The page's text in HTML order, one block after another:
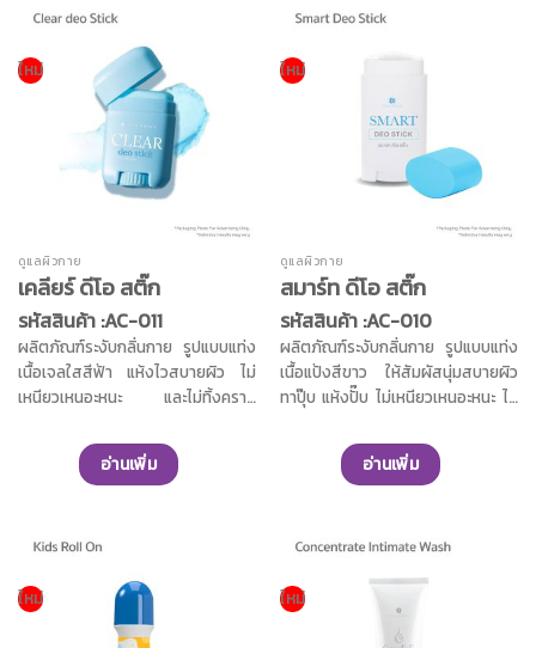
เบาะ ไม่ติดเสื้อผ้า ไม่กองบนผิว ไม่
เป็นแป้ง ไม่เป็นคราบ ไม่ขาววอก ไม่
เยิ้มระหว่างวัน และกันน้ำ ปกป้องผิว
จากแสงแดดด้วย SPF25 PA+++
ช่วยปรับผิวให้ออร่าในทันที ด้วย
คุณค่าสารสกัดจากรังนก อุดมไป
ด้วยกรดอะมิโนหลายชนิด ช่วยชะลอ
ความเสื่อมสภาพของเซลล์ผิว ชะลอ
ผสานคุณค่าด้วยสารสกัดมัลเบอร์รี่
และสารสกัดจากผลมะนาว ช่วยลด
การสร้างเม็ดสีเมลานิน ลดเลือนจุด
ด่างดำและผิวหมองคล้ำ ช่วยให้ผิว
กระจ่างใสขึ้นอย่างเป็นธรรมชาติ ผิว
แลดูเรียบเนียนอย่างสม่ำเสมอ คุณค่า
จากสารสกัดจากดอกไม้ 12 ชนิด และ
ความชุ่มชื้นให้ผิว ฟื้นฟูสภาพผิวให้
เนียนนุ่ม ชุ่มชื้น ลดเลือนริ้วรอย และ
ระงับการเจริญเติบโตของแบคทีเรีย
สามารถออกฤทธิ์ได้นานถึง 24
ชั่วโมง และยังอัดแน่นด้วยคุณค่าจาก
สารสำคัญ ได้แก่ Citrofresh เป็น
สารสกัดจากธรรมชาติจากแกน และ
ผลของส้ม ช่วยยับยั้งเชื้อรา และ
แบคทีเรีย สารสกัดจากต้นวิซฮาเซล
ชื้น ผสานคุณค่าจาก AHA Fruit ,อา
บูติน ,กลูตาไธโอน ,วิตามินซี ,สาร
สกัดแตงกวา และสารสกัดมะละกอ
ช่วยบำรุงให้ผิวนุ่มชุ่มชื้นอย่าง
ยาวนาน และไม่ทำให้เกิดการระคาย
เคืองผิว
ใหม่
ดูแลผิวกาย
เคลียร์ ดีโอ สติ๊ก
รหัสสินค้า :AC-011
ผลิตภัณฑ์ระงับกลิ่นกาย รูปแบบแท่ง
เนื้อเจลใสสีฟ้า แห้งไวสบายผิว ไม่
เหนียวเหนอะหนะ และไม่ทิ้งคราบ
คลอโรไฮเดรต แอลกอฮอล์ และพารา
เบน ไม่ทำให้รักแร้ดำ และไม่ระคาย
คุณสมบัติช่วยลดแบคทีเรีย และช่วย
อับ และกลิ่นไม่พึงประสงค์ ช่วยให้วง
แขนไร้กลิ่นและช่วยระงับกลิ่นกาย
อ่านเพิ่ม
ใหม่
ดูแลผิวกาย
สมาร์ท ดีโอ สติ๊ก
รหัสสินค้า :AC-010
ผลิตภัณฑ์ระงับกลิ่นกาย รูปแบบแท่ง
เนื้อแป้งสีขาว ให้สัมผัสนุ่มสบายผิว
ทาปุ๊บ แห้งปั๊บ ไม่เหนียวเหนอะหนะ ไม่
ไม่ทำให้เกิดสีเหลืองติดเสื้อสีขาว ไม่
ทำให้อุดตันรูขุมขน และไม่ทำให้รักแร้
และกลิ่นกายในระหว่างวันได้อย่างอยู่
หมัด ช่วยลดเหงือ ลดกลิ่น และระงับ
กลิ่นใต้วงแขน ได้ยาวนาน ช่วยให้คุณ
อ่านเพิ่ม
ใหม่ ใหม่